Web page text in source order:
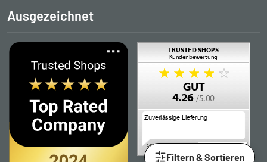
Filtern & Sortieren
Ausgezeichnet